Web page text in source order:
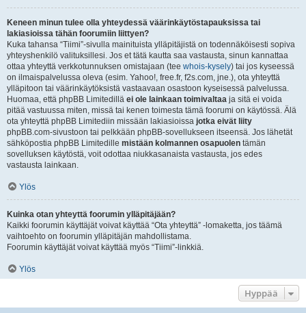
Keneen minun tulee olla yhteydessä väärinkäytöstapauksissa tai
lakiasioissa tähän foorumiin liittyen?
Kuka tahansa “Tiimi”-sivulla mainituista ylläpitäjistä on todennäköisesti sopiva
yhteyshenkilö valituksillesi. Jos et tätä kautta saa vastausta, sinun kannattaa
ottaa yhteyttä verkkotunnuksen omistajaan (tee whois-kysely) tai jos kyseessä
on ilmaispalvelussa oleva (esim. Yahoo!, free.fr, f2s.com, jne.), ota yhteyttä
ylläpitoon tai väärinkäytöksistä vastaavaan osastoon kyseisessä palvelussa.
Huomaa, että phpBB Limitedillä ei ole lainkaan toimivaltaa ja sitä ei voida
pitää vastuussa miten, missä tai kenen toimesta tämä foorumi on käytössä. Älä
ota yhteyttä phpBB Limitediin missään lakiasioissa jotka eivät liity
phpBB.com-sivustoon tai pelkkään phpBB-sovellukseen itseensä. Jos lähetät
sähköpostia phpBB Limitedille mistään kolmannen osapuolen tämän
sovelluksen käytöstä, voit odottaa niukkasanaista vastausta, jos edes
vastausta lainkaan.
Ylös
Kuinka otan yhteyttä foorumin ylläpitäjään?
Kaikki foorumin käyttäjät voivat käyttää “Ota yhteyttä” -lomaketta, jos täämä
vaihtoehto on foorumin ylläpitäjän mahdollistama.
Foorumin käyttäjät voivat käyttää myös “Tiimi”-linkkiä.
Ylös
Hyppää